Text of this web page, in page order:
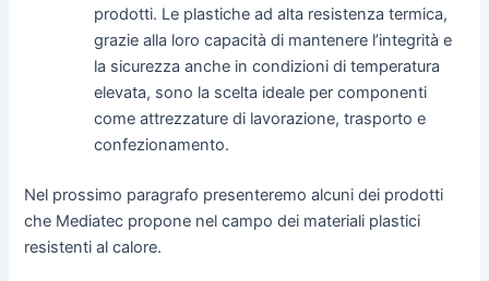
prodotti. Le plastiche ad alta resistenza termica,
grazie alla loro capacità di mantenere l’integrità e
la sicurezza anche in condizioni di temperatura
elevata, sono la scelta ideale per componenti
come attrezzature di lavorazione, trasporto e
confezionamento.
Nel prossimo paragrafo presenteremo alcuni dei prodotti
che Mediatec propone nel campo dei materiali plastici
resistenti al calore.